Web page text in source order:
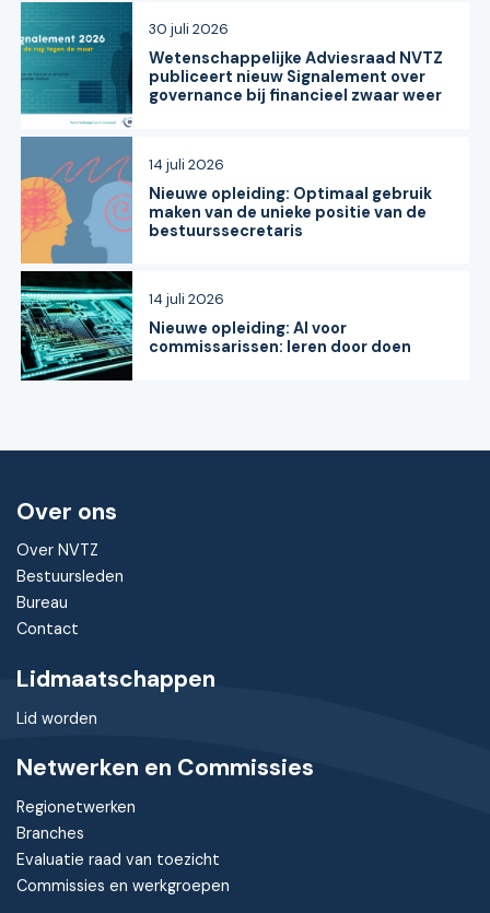
Wetenschappelijke Adviesraad NVTZ
publiceert nieuw Signalement over
governance bij financieel zwaar weer
30 juli 2026
Nieuwe opleiding: Optimaal gebruik
maken van de unieke positie van de
bestuurssecretaris
14 juli 2026
Nieuwe opleiding: AI voor
commissarissen: leren door doen
14 juli 2026
Over ons
Over NVTZ
Bestuursleden
Bureau
Contact
Lidmaatschappen
Lid worden
Netwerken en Commissies
Regionetwerken
Branches
Evaluatie raad van toezicht
Commissies en werkgroepen